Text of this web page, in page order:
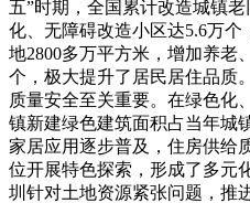
五”时期，全国累计改造城镇老
化、无障碍改造小区达5.6万个
地2800多万平方米，增加养老
个，极大提升了居民居住品质
质量安全至关重要。在绿色化
镇新建绿色建筑面积占当年城
家居应用逐步普及，住房供给
位开展特色探索，形成了多元
圳针对土地资源紧张问题，推